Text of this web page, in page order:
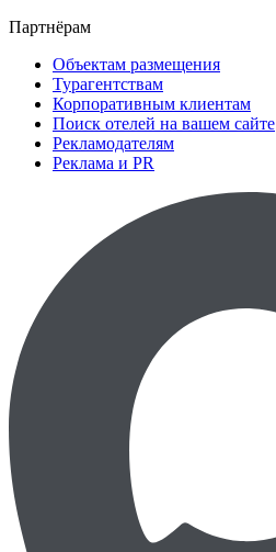
Партнёрам
Объектам размещения
Турагентствам
Корпоративным клиентам
Поиск отелей на вашем сайте
Рекламодателям
Реклама и PR